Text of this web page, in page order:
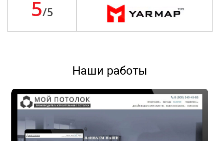
5/5
Наши работы